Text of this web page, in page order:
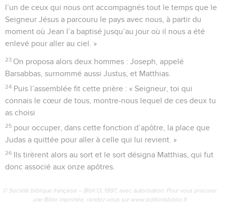
l’un de ceux qui nous ont accompagnés tout le temps que le
Seigneur Jésus a parcouru le pays avec nous, à partir du
moment où Jean l’a baptisé jusqu’au jour où il nous a été
enlevé pour aller au ciel. »
23 On proposa alors deux hommes : Joseph, appelé
Barsabbas, surnommé aussi Justus, et Matthias.
24 Puis l’assemblée fit cette prière : « Seigneur, toi qui
connais le cœur de tous, montre-nous lequel de ces deux tu
as choisi
25 pour occuper, dans cette fonction d’apôtre, la place que
Judas a quittée pour aller à celle qui lui revient. »
26 Ils tirèrent alors au sort et le sort désigna Matthias, qui fut
donc associé aux onze apôtres.
© Société biblique française – Bibli’O, 1997, avec autorisation. Pour vous procurer
une Bible imprimée, rendez-vous sur www.editionsbiblio.fr